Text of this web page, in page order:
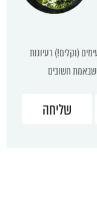
(וקלים!) רעיונות
שבאמת חשובים